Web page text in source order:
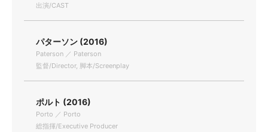
出演/CAST
パターソン (2016)
Paterson ／ Paterson
監督/Director, 脚本/Screenplay
ポルト (2016)
Porto ／ Porto
総指揮/Executive Producer